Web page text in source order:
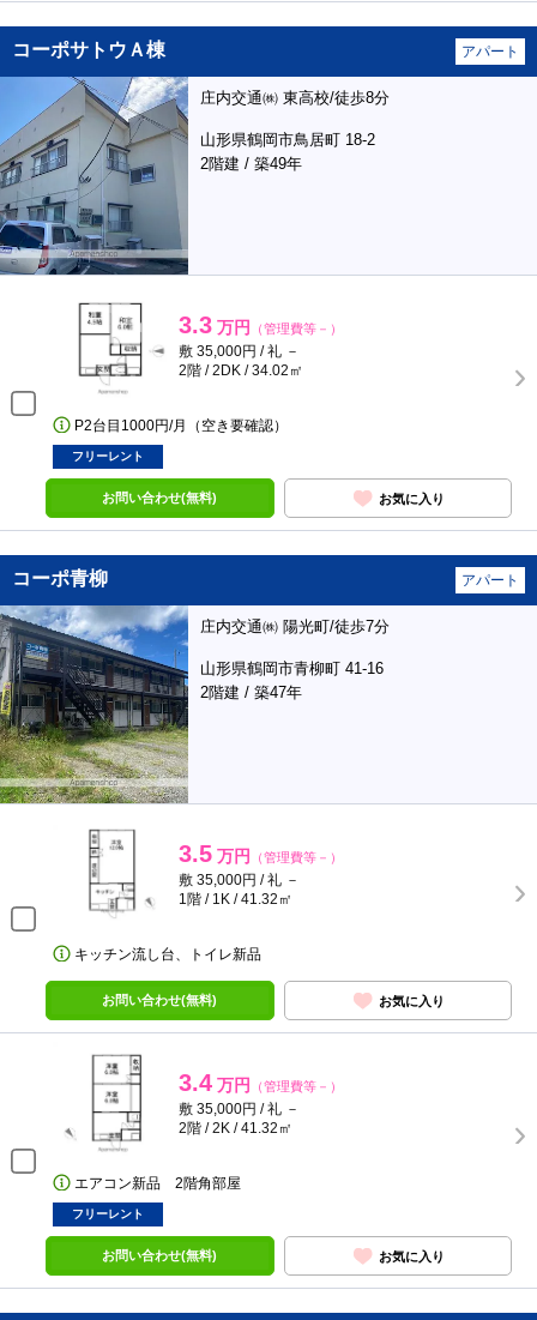
コーポサトウＡ棟 アパート
庄内交通㈱ 東高校/徒歩8分
山形県鶴岡市鳥居町 18-2
2階建 / 築49年
3.3 万円 （管理費等－）
敷 35,000円 / 礼 －
2階 / 2DK / 34.02㎡
P2台目1000円/月（空き要確認）
フリーレント
お問い合わせ(無料) お気に入り
コーポ青柳 アパート
庄内交通㈱ 陽光町/徒歩7分
山形県鶴岡市青柳町 41-16
2階建 / 築47年
3.5 万円 （管理費等－）
敷 35,000円 / 礼 －
1階 / 1K / 41.32㎡
キッチン流し台、トイレ新品
お問い合わせ(無料) お気に入り
3.4 万円 （管理費等－）
敷 35,000円 / 礼 －
2階 / 2K / 41.32㎡
エアコン新品 2階角部屋
フリーレント
お問い合わせ(無料) お気に入り